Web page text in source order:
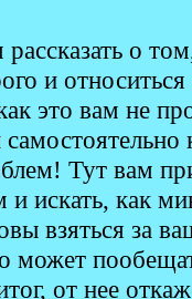
о
и
это вам не
Тут вам
и искать, как
взяться за
может
от нее